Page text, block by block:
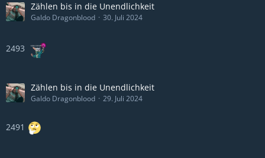
Zählen bis in die Unendlichkeit
Galdo Dragonblood 30. Juli 2024
2493
Zählen bis in die Unendlichkeit
Galdo Dragonblood 29. Juli 2024
2491